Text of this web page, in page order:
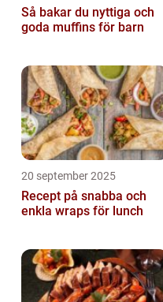
Så bakar du nyttiga och
goda muffins för barn
20 september 2025
Recept på snabba och
enkla wraps för lunch